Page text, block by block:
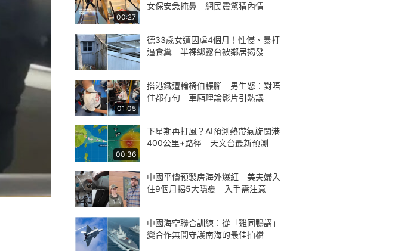
00:27
女保安急掩鼻 網民震驚猜內情
德33歲女遭囚虐4個月！性侵、暴打
逼食糞 半裸綁露台被鄰居揭發
01:05
搭港鐵遭輪椅伯輾腳 男生怒：對唔
住都冇句 車廂理論影片引熱議
00:36
下星期再打風？AI預測熱帶氣旋闖港
400公里+路徑 天文台最新預測
中國平價預製房海外爆紅 美夫婦入
住9個月揭5大隱憂 入手需注意
中國海空聯合訓練：從「雞同鴨講」
變合作無間守護南海的最佳拍檔